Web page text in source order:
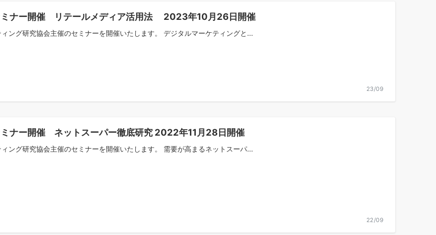
ミナー開催 リテールメディア活用法 2023年10月26日開催
ィング研究協会主催のセミナーを開催いたします。 デジタルマーケティングと...
23/09
ナー開催 ネットスーパー徹底研究 2022年11月28日開催
ィング研究協会主催のセミナーを開催いたします。 需要が高まるネットスーパ...
22/09